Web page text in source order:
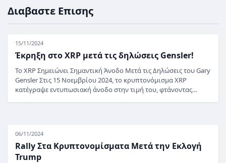
Διαβαστε Επισης
15/11/2024
Έκρηξη στο XRP μετά τις δηλώσεις Gensler!
Το XRP Σημειώνει Σημαντική Άνοδο Μετά τις Δηλώσεις του Gary
Gensler Στις 15 Νοεμβρίου 2024, το κρυπτονόμισμα XRP
κατέγραψε εντυπωσιακή άνοδο στην τιμή του, φτάνοντας…
06/11/2024
Rally Στα Κρυπτονομίσματα Μετά την Εκλογή
Trump